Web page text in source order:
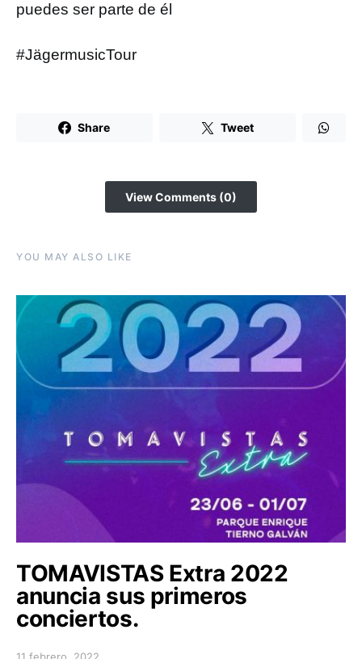
puedes ser parte de él
#JägermusicTour
Share Tweet
View Comments (0)
YOU MAY ALSO LIKE
TOMAVISTAS Extra 2022
anuncia sus primeros
conciertos.